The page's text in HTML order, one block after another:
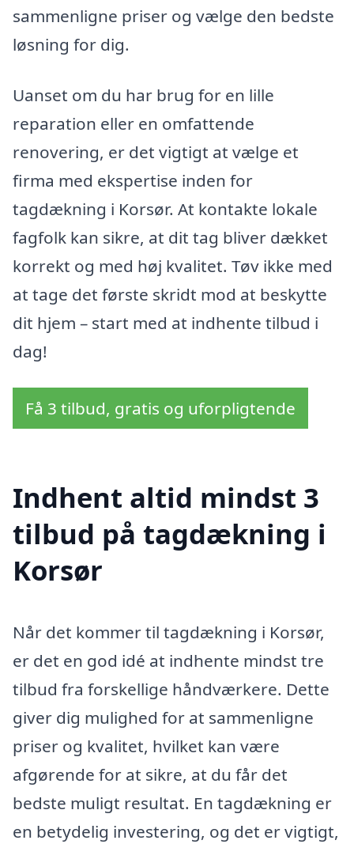
sammenligne priser og vælge den bedste
løsning for dig.
Uanset om du har brug for en lille
reparation eller en omfattende
renovering, er det vigtigt at vælge et
firma med ekspertise inden for
tagdækning i Korsør. At kontakte lokale
fagfolk kan sikre, at dit tag bliver dækket
korrekt og med høj kvalitet. Tøv ikke med
at tage det første skridt mod at beskytte
dit hjem – start med at indhente tilbud i
dag!
Få 3 tilbud, gratis og uforpligtende
Indhent altid mindst 3
tilbud på tagdækning i
Korsør
Når det kommer til tagdækning i Korsør,
er det en god idé at indhente mindst tre
tilbud fra forskellige håndværkere. Dette
giver dig mulighed for at sammenligne
priser og kvalitet, hvilket kan være
afgørende for at sikre, at du får det
bedste muligt resultat. En tagdækning er
en betydelig investering, og det er vigtigt,